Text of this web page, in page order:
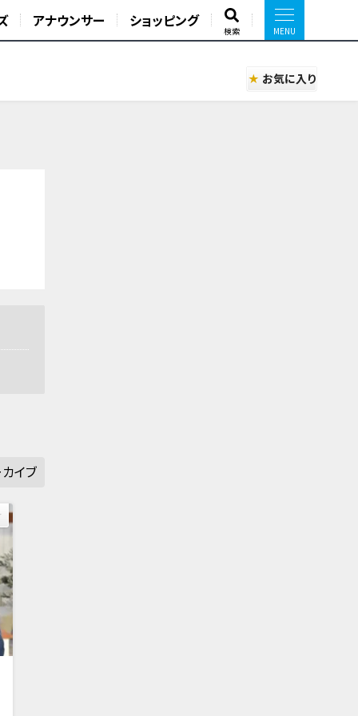
アナウンサー ショッピング
検索
お気に入り